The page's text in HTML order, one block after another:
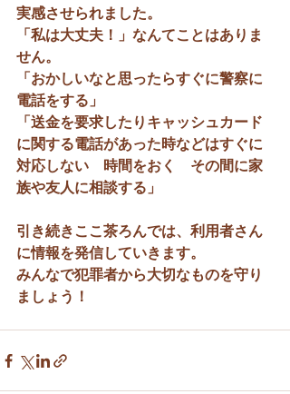
実感させられました。
「私は大丈夫！」なんてことはありま
せん。
「おかしいなと思ったらすぐに警察に
電話をする」
「送金を要求したりキャッシュカード
に関する電話があった時などはすぐに
対応しない　時間をおく　その間に家
族や友人に相談する」
引き続きここ茶ろんでは、利用者さん
に情報を発信していきます。
みんなで犯罪者から大切なものを守り
ましょう！